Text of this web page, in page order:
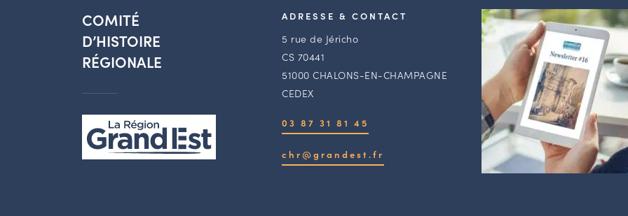
COMITÉ
D’HISTOIRE
RÉGIONALE
ADRESSE & CONTACT
5 rue de Jéricho
CS 70441
51000 CHALONS-EN-CHAMPAGNE
CEDEX
03 87 31 81 45
chr@grandest.fr